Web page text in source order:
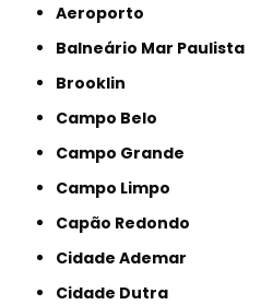
Aeroporto
Balneário Mar Paulista
Brooklin
Campo Belo
Campo Grande
Campo Limpo
Capão Redondo
Cidade Ademar
Cidade Dutra